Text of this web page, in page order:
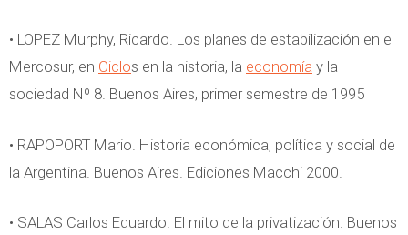
• LOPEZ Murphy, Ricardo. Los planes de estabilización en el
Mercosur, en Ciclos en la historia, la economía y la
sociedad Nº 8. Buenos Aires, primer semestre de 1995
• RAPOPORT Mario. Historia económica, política y social de
la Argentina. Buenos Aires. Ediciones Macchi 2000.
• SALAS Carlos Eduardo. El mito de la privatización. Buenos